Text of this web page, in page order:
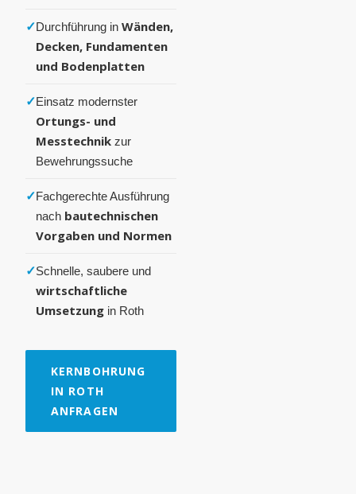
✓Durchführung in Wänden,
Decken, Fundamenten
und Bodenplatten
✓Einsatz modernster
Ortungs- und
Messtechnik zur
Bewehrungssuche
✓Fachgerechte Ausführung
nach bautechnischen
Vorgaben und Normen
✓Schnelle, saubere und
wirtschaftliche
Umsetzung in Roth
KERNBOHRUNG
IN ROTH
ANFRAGEN